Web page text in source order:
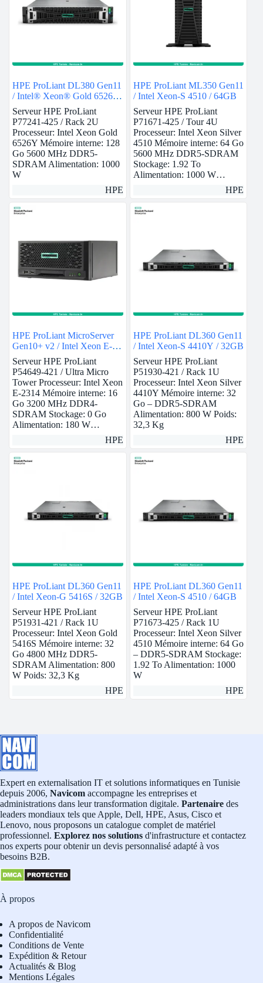
HPE ProLiant DL380 Gen11
/ Intel® Xeon® Gold 6526Y
/ 128GB
Serveur HPE ProLiant
P77241-425 / Rack 2U
Processeur: Intel Xeon Gold
6526Y Mémoire interne: 128
Go 5600 MHz DDR5-
SDRAM Alimentation: 1000
W
HPE
HPE ProLiant ML350 Gen11
/ Intel Xeon-S 4510 / 64GB
Serveur HPE ProLiant
P71671-425 / Tour 4U
Processeur: Intel Xeon Silver
4510 Mémoire interne: 64 Go
5600 MHz DDR5-SDRAM
Stockage: 1.92 To
Alimentation: 1000 W…
HPE
HPE ProLiant MicroServer
Gen10+ v2 / Intel Xeon E-
2314 / 16GB
Serveur HPE ProLiant
P54649-421 / Ultra Micro
Tower Processeur: Intel Xeon
E-2314 Mémoire interne: 16
Go 3200 MHz DDR4-
SDRAM Stockage: 0 Go
Alimentation: 180 W…
HPE
HPE ProLiant DL360 Gen11
/ Intel Xeon-S 4410Y / 32GB
Serveur HPE ProLiant
P51930-421 / Rack 1U
Processeur: Intel Xeon Silver
4410Y Mémoire interne: 32
Go – DDR5-SDRAM
Alimentation: 800 W Poids:
32,3 Kg
HPE
HPE ProLiant DL360 Gen11
/ Intel Xeon-G 5416S / 32GB
Serveur HPE ProLiant
P51931-421 / Rack 1U
Processeur: Intel Xeon Gold
5416S Mémoire interne: 32
Go 4800 MHz DDR5-
SDRAM Alimentation: 800
W Poids: 32,3 Kg
HPE
HPE ProLiant DL360 Gen11
/ Intel Xeon-S 4510 / 64GB
Serveur HPE ProLiant
P71673-425 / Rack 1U
Processeur: Intel Xeon Silver
4510 Mémoire interne: 64 Go
– DDR5-SDRAM Stockage:
1.92 To Alimentation: 1000
W
HPE
Expert en externalisation IT et solutions informatiques en Tunisie
depuis 2006, Navicom accompagne les entreprises et
administrations dans leur transformation digitale. Partenaire des
leaders mondiaux tels que Apple, Dell, HPE, Asus, Cisco et
Lenovo, nous proposons un catalogue complet de matériel
professionnel. Explorez nos solutions d'infrastructure et contactez
nos experts pour obtenir un devis personnalisé adapté à vos
besoins B2B.
À propos
A propos de Navicom
Confidentialité
Conditions de Vente
Expédition & Retour
Actualités & Blog
Mentions Légales